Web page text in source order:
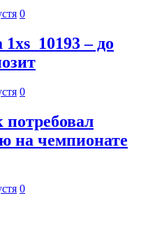
0
– до
0
на чемпионате
0